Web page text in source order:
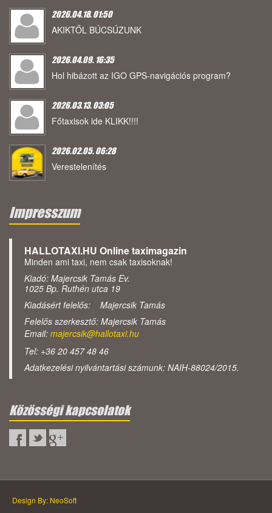
2026.04.18. 01:50
AKIKTŐL BÚCSÚZUNK
2026.04.09. 16:35
Hol hibázott az IGO GPS-navigációs program?
2026.03.13. 03:05
Főtaxisok ide KLIKK!!!!
2026.02.05. 06:28
Verestelenítés
Impresszum
HALLOTAXI.HU Online taximagazin
Minden ami taxi, nem csak taxisoknak!
Kiadó: Majercsik Tamás Ev.
1025 Bp. Ruthén utca 19
Kiadásért felelős: Majercsik Tamás
Felelős szerkesztő: Majercsik Tamás
Email: majercsik@hallotaxi.hu
Tel: +36 20 457 48 46
Adatkezelési nyilvántartási számunk: NAIH-88024/2015.
Közösségi kapcsolatok
Design By: NeoSoft